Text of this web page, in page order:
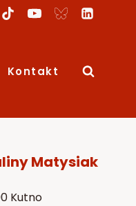
Kontakt
Matysiak
Kutno